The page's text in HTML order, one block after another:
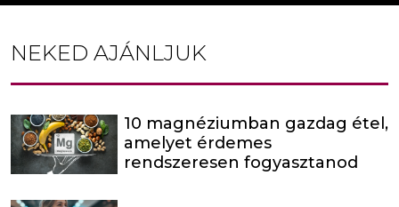
NEKED AJÁNLJUK
10 magnéziumban gazdag étel,
amelyet érdemes
rendszeresen fogyasztanod